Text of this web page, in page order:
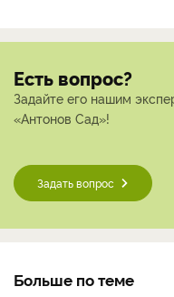
Есть вопрос?
Задайте его нашим
«Антонов Сад»!
Задать вопрос
Больше по теме